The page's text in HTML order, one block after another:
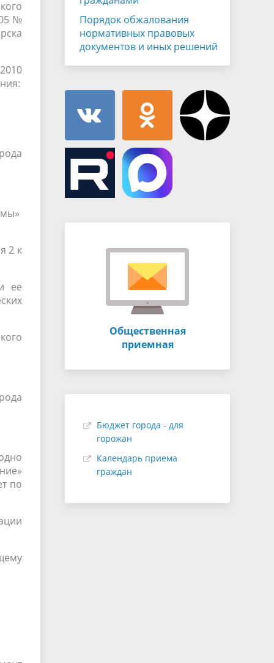
№
2 к
ее
по
Порядок обжалования
нормативных правовых
документов и иных решений
Общественная
приемная
Бюджет города - для
горожан
Календарь приема
граждан